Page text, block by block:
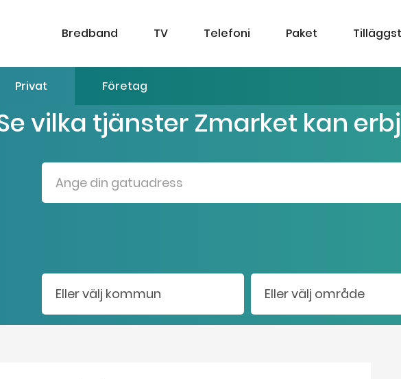
Bredband TV Telefoni Paket
Privat Företag
vilka tjänster Zmarket kan